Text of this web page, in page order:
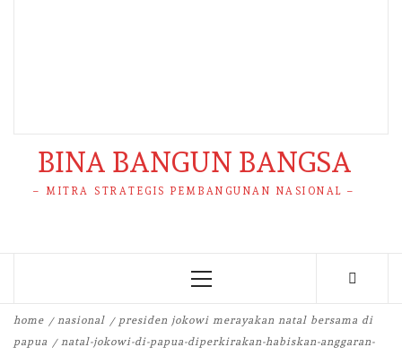
BINA BANGUN BANGSA
– MITRA STRATEGIS PEMBANGUNAN NASIONAL –
Primary
home nasional
presiden jokowi merayakan natal bersama di
papua
natal-jokowi-di-papua-diperkirakan-habiskan-anggaran-